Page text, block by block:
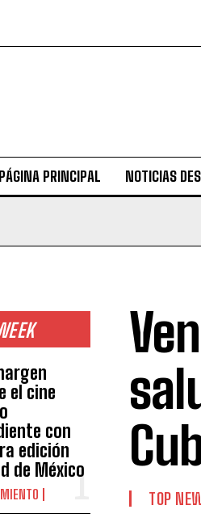
PÁGINA PRINCIPAL NOTICIAS
el cine
con
edición
de México
TOP